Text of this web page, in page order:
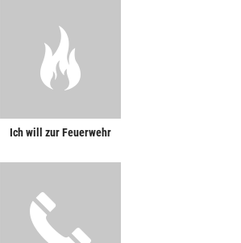
Ich will zur Feuerwehr